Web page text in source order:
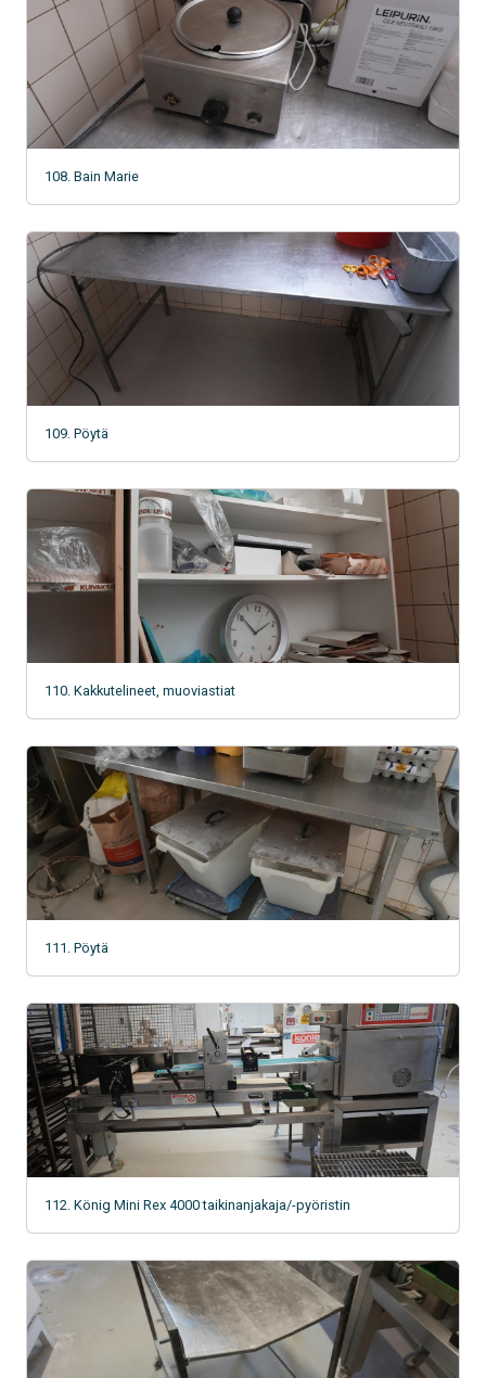
108. Bain Marie
109. Pöytä
110. Kakkutelineet, muoviastiat
111. Pöytä
112. König Mini Rex 4000 taikinanjakaja/-pyöristin